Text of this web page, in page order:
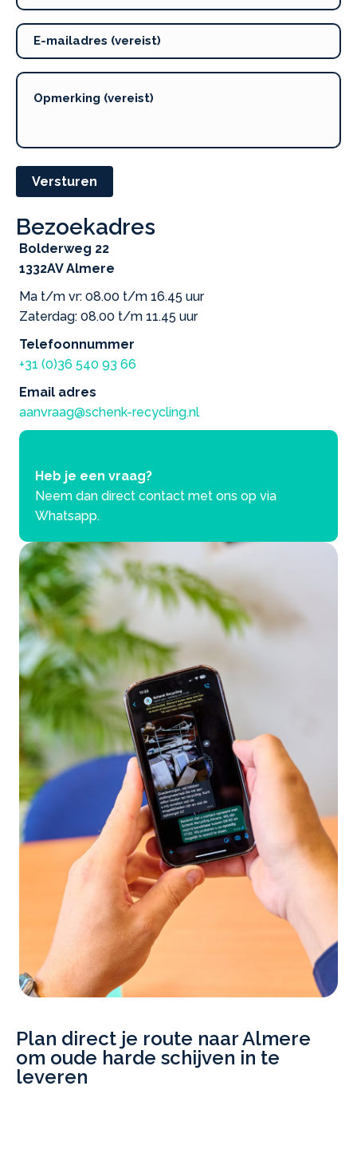
Versturen
Bezoekadres
Bolderweg 22
1332AV Almere
Ma t/m vr: 08.00 t/m 16.45 uur
Zaterdag: 08.00 t/m 11.45 uur
Telefoonnummer
+31 (0)36 540 93 66
Email adres
aanvraag@schenk-recycling.nl
Heb je een vraag?
Neem dan direct contact met ons op via
Whatsapp.
Plan direct je route naar Almere
om oude harde schijven in te
leveren